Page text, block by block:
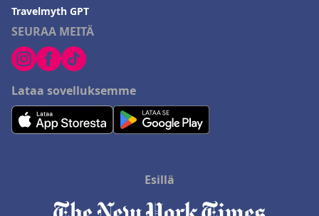
SEURAA MEITÄ
Lataa sovelluksemme
Travelmyth GPT
Esillä